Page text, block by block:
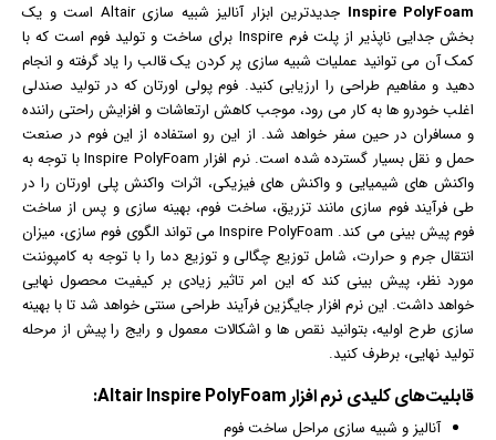
Inspire PolyFoam
جدیدترین ابزار آنالیز شبیه سازی Altair است و یک
بخش جدایی ناپذیر از پلت فرم Inspire برای ساخت و تولید فوم است که با
کمک آن می توانید عملیات شبیه سازی پر کردن یک قالب را یاد گرفته و انجام
دهید و مفاهیم طراحی را ارزیابی کنید. فوم پولی اورتان که در تولید صندلی
اغلب خودرو ها به کار می رود، موجب کاهش ارتعاشات و افزایش راحتی راننده
و مسافران در حین سفر خواهد شد. از این رو استفاده از این فوم در صنعت
حمل و نقل بسیار گسترده شده است.نرم افزار
Inspire PolyFoam با توجه به
واکنش های شیمیایی و واکنش های فیزیکی، اثرات واکنش پلی اورتان را در
طی فرآیند فوم سازی مانند تزریق، ساخت فوم، بهینه سازی و پس از ساخت
فوم پیش بینی می کند. Inspire PolyFoam می تواند الگوی فوم سازی، میزان
انتقال جرم و حرارت، شامل توزیع چگالی و توزیع دما را با توجه به کامپوننت
مورد نظر، پیش بینی کند که این امر تاثیر زیادی بر کیفیت محصول نهایی
خواهد داشت. این نرم افزار جایگزین فرآیند طراحی سنتی خواهد شد تا با بهینه
سازی طرح اولیه، بتوانید نقص ها و اشکالات معمول و رایج را پیش از مرحله
تولید نهایی، برطرف کنید.
قابلیت‌های کلیدی نرم افزار
آنالیز و شبیه سازی مراحل ساخت فوم